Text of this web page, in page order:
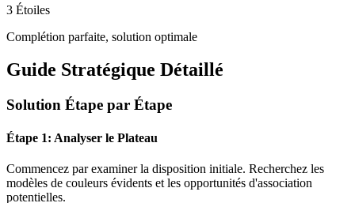
3 Étoiles
Complétion parfaite, solution optimale
Guide Stratégique Détaillé
Solution Étape par Étape
Étape 1: Analyser le Plateau
Commencez par examiner la disposition initiale. Recherchez les
modèles de couleurs évidents et les opportunités d'association
potentielles.